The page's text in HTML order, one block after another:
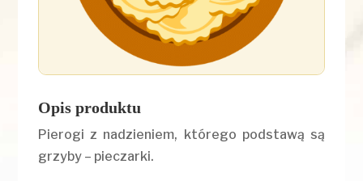
Opis produktu
Pierogi z nadzieniem, którego podstawą są
grzyby – pieczarki.